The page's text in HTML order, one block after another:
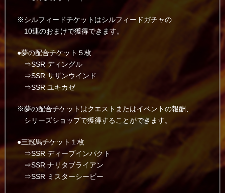
※シルフィードチケットはシルフィードガチャの
10連のおまけで獲得できます。
●夢の配合チケット５枚
⇒SSR ディングル
⇒SSR サザンウインド
⇒SSR ユキカゼ
※夢の配合チケットはクエストまたはイベントの報酬、
シリーズショップで獲得することができます。
●三冠馬チケット１枚
⇒SSR ディープインパクト
⇒SSR ナリタブライアン
⇒SSR ミスターシービー